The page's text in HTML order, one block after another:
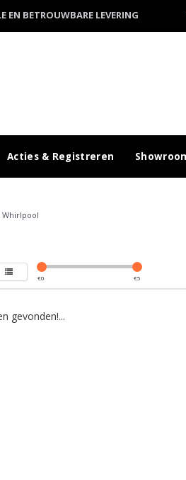
EN BETROUWBARE LEVERING
Acties & Registreren
Whirlpool
€0 €5
gevonden!...